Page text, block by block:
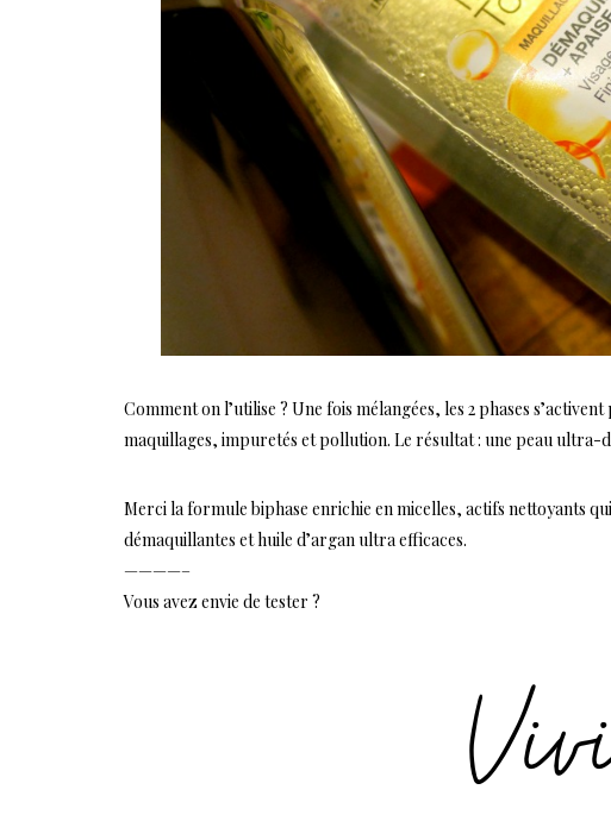
Comment on l’utilise ? Une fois mélangées, les 2 phases
maquillages, impuretés et pollution. Le résultat : une peau ultra-
Merci la formule biphase enrichie en micelles, actifs nettoyants
démaquillantes et huile d’argan ultra efficaces.
————–
Vous avez envie de tester ?